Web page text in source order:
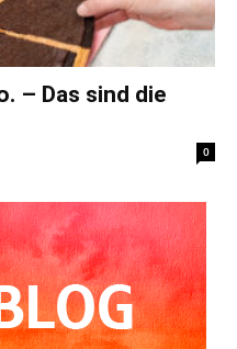
– Das sind die
0